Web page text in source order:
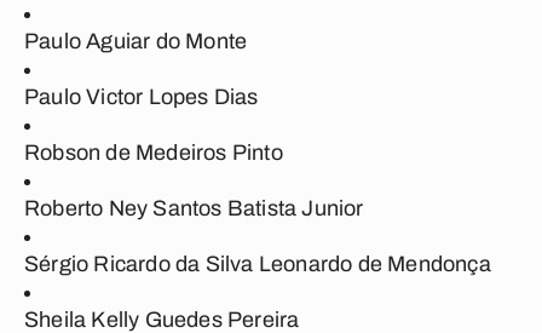
Paulo Aguiar do Monte
Paulo Victor Lopes Dias
Robson de Medeiros Pinto
Roberto Ney Santos Batista Junior
Sérgio Ricardo da Silva Leonardo de Mendonça
Sheila Kelly Guedes Pereira